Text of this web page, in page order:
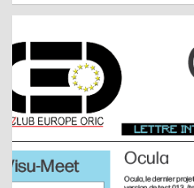
t
s
t
a